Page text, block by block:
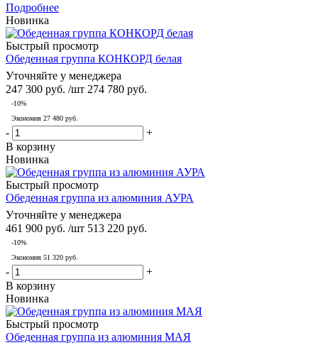
Подробнее
Новинка
Быстрый просмотр
Обеденная группа КОНКОРД белая
Уточняйте у менеджера
247 300 руб. /шт 274 780 руб.
-10%
Экономия 27 480 руб.
-
+
В корзину
Новинка
Быстрый просмотр
Обеденная группа из алюминия АУРА
Уточняйте у менеджера
461 900 руб. /шт 513 220 руб.
-10%
Экономия 51 320 руб.
-
+
В корзину
Новинка
Быстрый просмотр
Обеденная группа из алюминия МАЯ